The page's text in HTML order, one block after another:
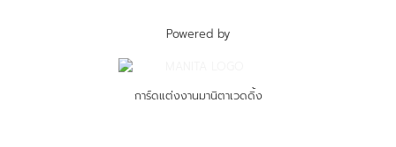
Powered by
การ์ดแต่งงานมานิตาเวดดิ้ง